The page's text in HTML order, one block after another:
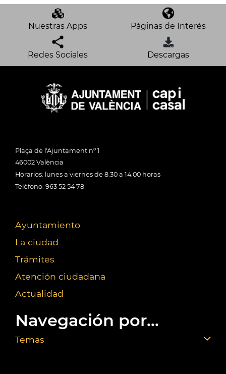
Nuestras Apps Páginas de Interés
Redes Sociales Descargas
Plaça de l'Ajuntament nº 1
46002 València
Horarios: lunes a viernes de 8:30 a 14:00 horas
Teléfono: 963 52 54 78
Ayuntamiento
La ciudad
Trámites
Atención ciudadana
Actualidad
Navegación por...
Temas